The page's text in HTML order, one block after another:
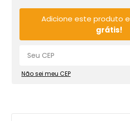
Adicione este produto e
grátis!
Não sei meu CEP